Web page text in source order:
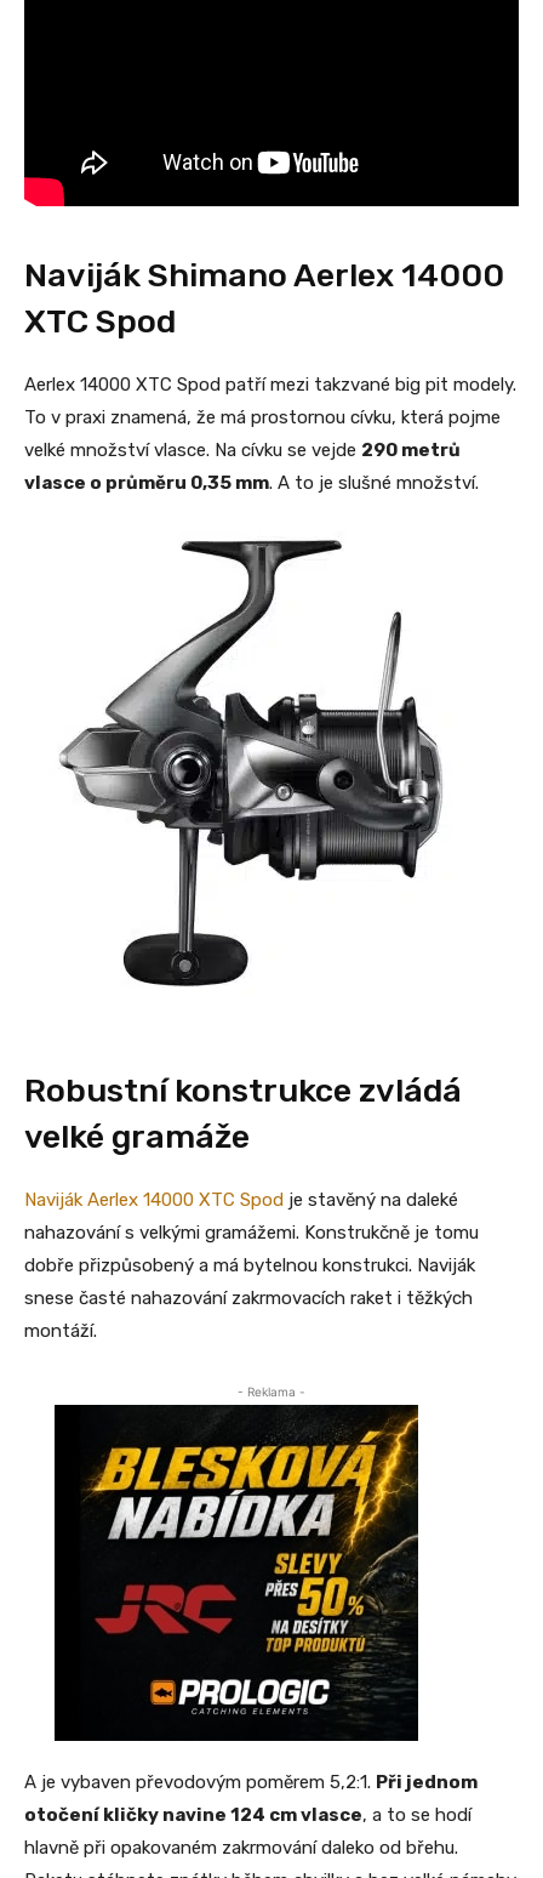
Naviják Shimano Aerlex 14000
XTC Spod
Aerlex 14000 XTC Spod patří mezi takzvané big pit modely.
To v praxi znamená, že má prostornou cívku, která pojme
velké množství vlasce. Na cívku se vejde 290 metrů
vlasce o průměru 0,35 mm. A to je slušné množství.
Robustní konstrukce zvládá
velké gramáže
Naviják Aerlex 14000 XTC Spod je stavěný na daleké
nahazování s velkými gramážemi. Konstrukčně je tomu
dobře přizpůsobený a má bytelnou konstrukci. Naviják
snese časté nahazování zakrmovacích raket i těžkých
montáží.
- Reklama -
A je vybaven převodovým poměrem 5,2:1. Při jednom
otočení kličky navine 124 cm vlasce, a to se hodí
hlavně při opakovaném zakrmování daleko od břehu.